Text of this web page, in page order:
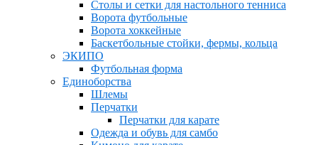
Столы и сетки для настольного тенниса
Ворота футбольные
Ворота хоккейные
Баскетбольные стойки, фермы, кольца
ЭКИПО
Футбольная форма
Единоборства
Шлемы
Перчатки
Перчатки для карате
Одежда и обувь для самбо